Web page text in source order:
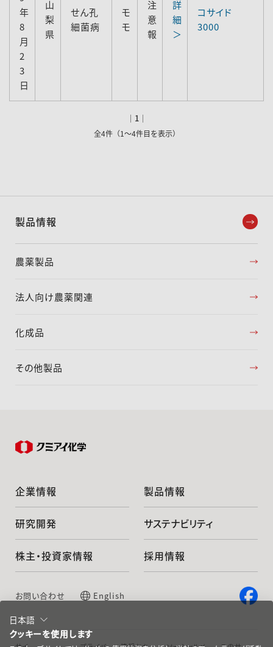
年
8
月
2
3
日
山
梨
県
せん孔
細菌病
モ
モ
注
意
報
詳
細
＞
コサイド
3000
｜ 1｜
全4件（1～4件目を表示）
製品情報
農薬製品
法人向け農薬関連
化成品
その他製品
企業情報 製品情報
研究開発 サステナビリティ
株主・投資家情報 採用情報
お問い合わせ English
日本語
クッキーを使用します